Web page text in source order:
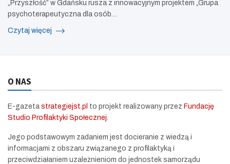
„Przyszłość” w Gdańsku rusza z innowacyjnym projektem „Grupa
psychoterapeutyczna dla osób…
Czytaj więcej
O NAS
E-gazeta strategiejst.pl to projekt realizowany przez Fundację
Studio Profilaktyki Społecznej
Jego podstawowym zadaniem jest docieranie z wiedzą i
informacjami z obszaru związanego z profilaktyką i
przeciwdziałaniem uzależnieniom do jednostek samorządu